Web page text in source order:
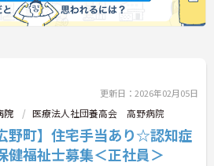
更新日：2026年02月05日
院 医療法人社団養高会 高野病院
野町】住宅手当あり☆認知症
健福祉士募集＜正社員＞